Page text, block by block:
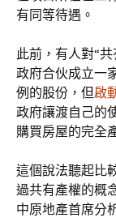
有同等待遇。
此前，有人對“
政府合伙成立一
例的股份，但啟
政府讓渡自己的
購買房屋的完全
這個說法聽起比
過共有產權的概
中原地產首席分